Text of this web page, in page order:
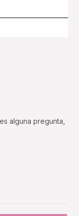
alguna pregunta,